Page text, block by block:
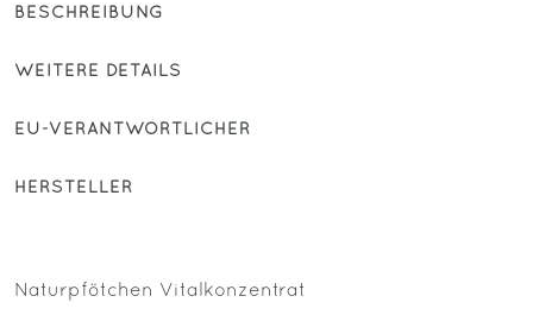
BESCHREIBUNG
WEITERE DETAILS
EU-VERANTWORTLICHER
HERSTELLER
Naturpfötchen Vitalkonzentrat